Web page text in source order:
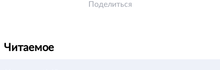
Поделиться
Читаемое